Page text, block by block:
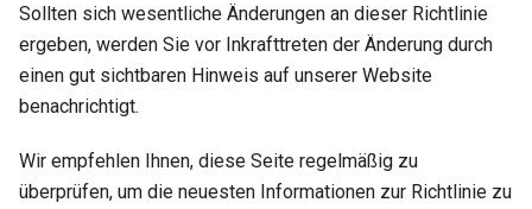
Sollten sich wesentliche Änderungen an dieser Richtlinie
ergeben, werden Sie vor Inkrafttreten der Änderung durch
einen gut sichtbaren Hinweis auf unserer Website
benachrichtigt.
Wir empfehlen Ihnen, diese Seite regelmäßig zu
überprüfen, um die neuesten Informationen zur Richtlinie zu